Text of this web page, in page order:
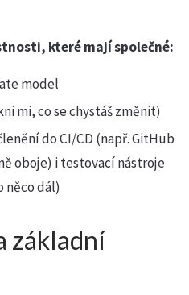
které mají společné:
model
mi, co se chystáš změnit)
do CI/CD (např. GitHub
oboje) i testovací nástroje
něco dál)
základní